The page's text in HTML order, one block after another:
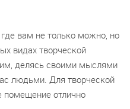
вам не только можно, но
видах творческой
делясь своими мыслями
людьми. Для творческой
помещение отлично